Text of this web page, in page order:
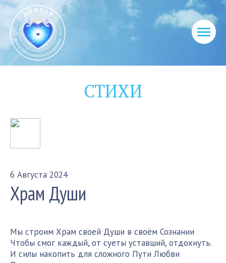
СТИХИ
6 Августа 2024
Храм Души
Мы строим Храм своей Души в своём Сознании
Чтобы смог каждый, от суеты уставший, отдохнуть.
И силы накопить для сложного Пути Любви